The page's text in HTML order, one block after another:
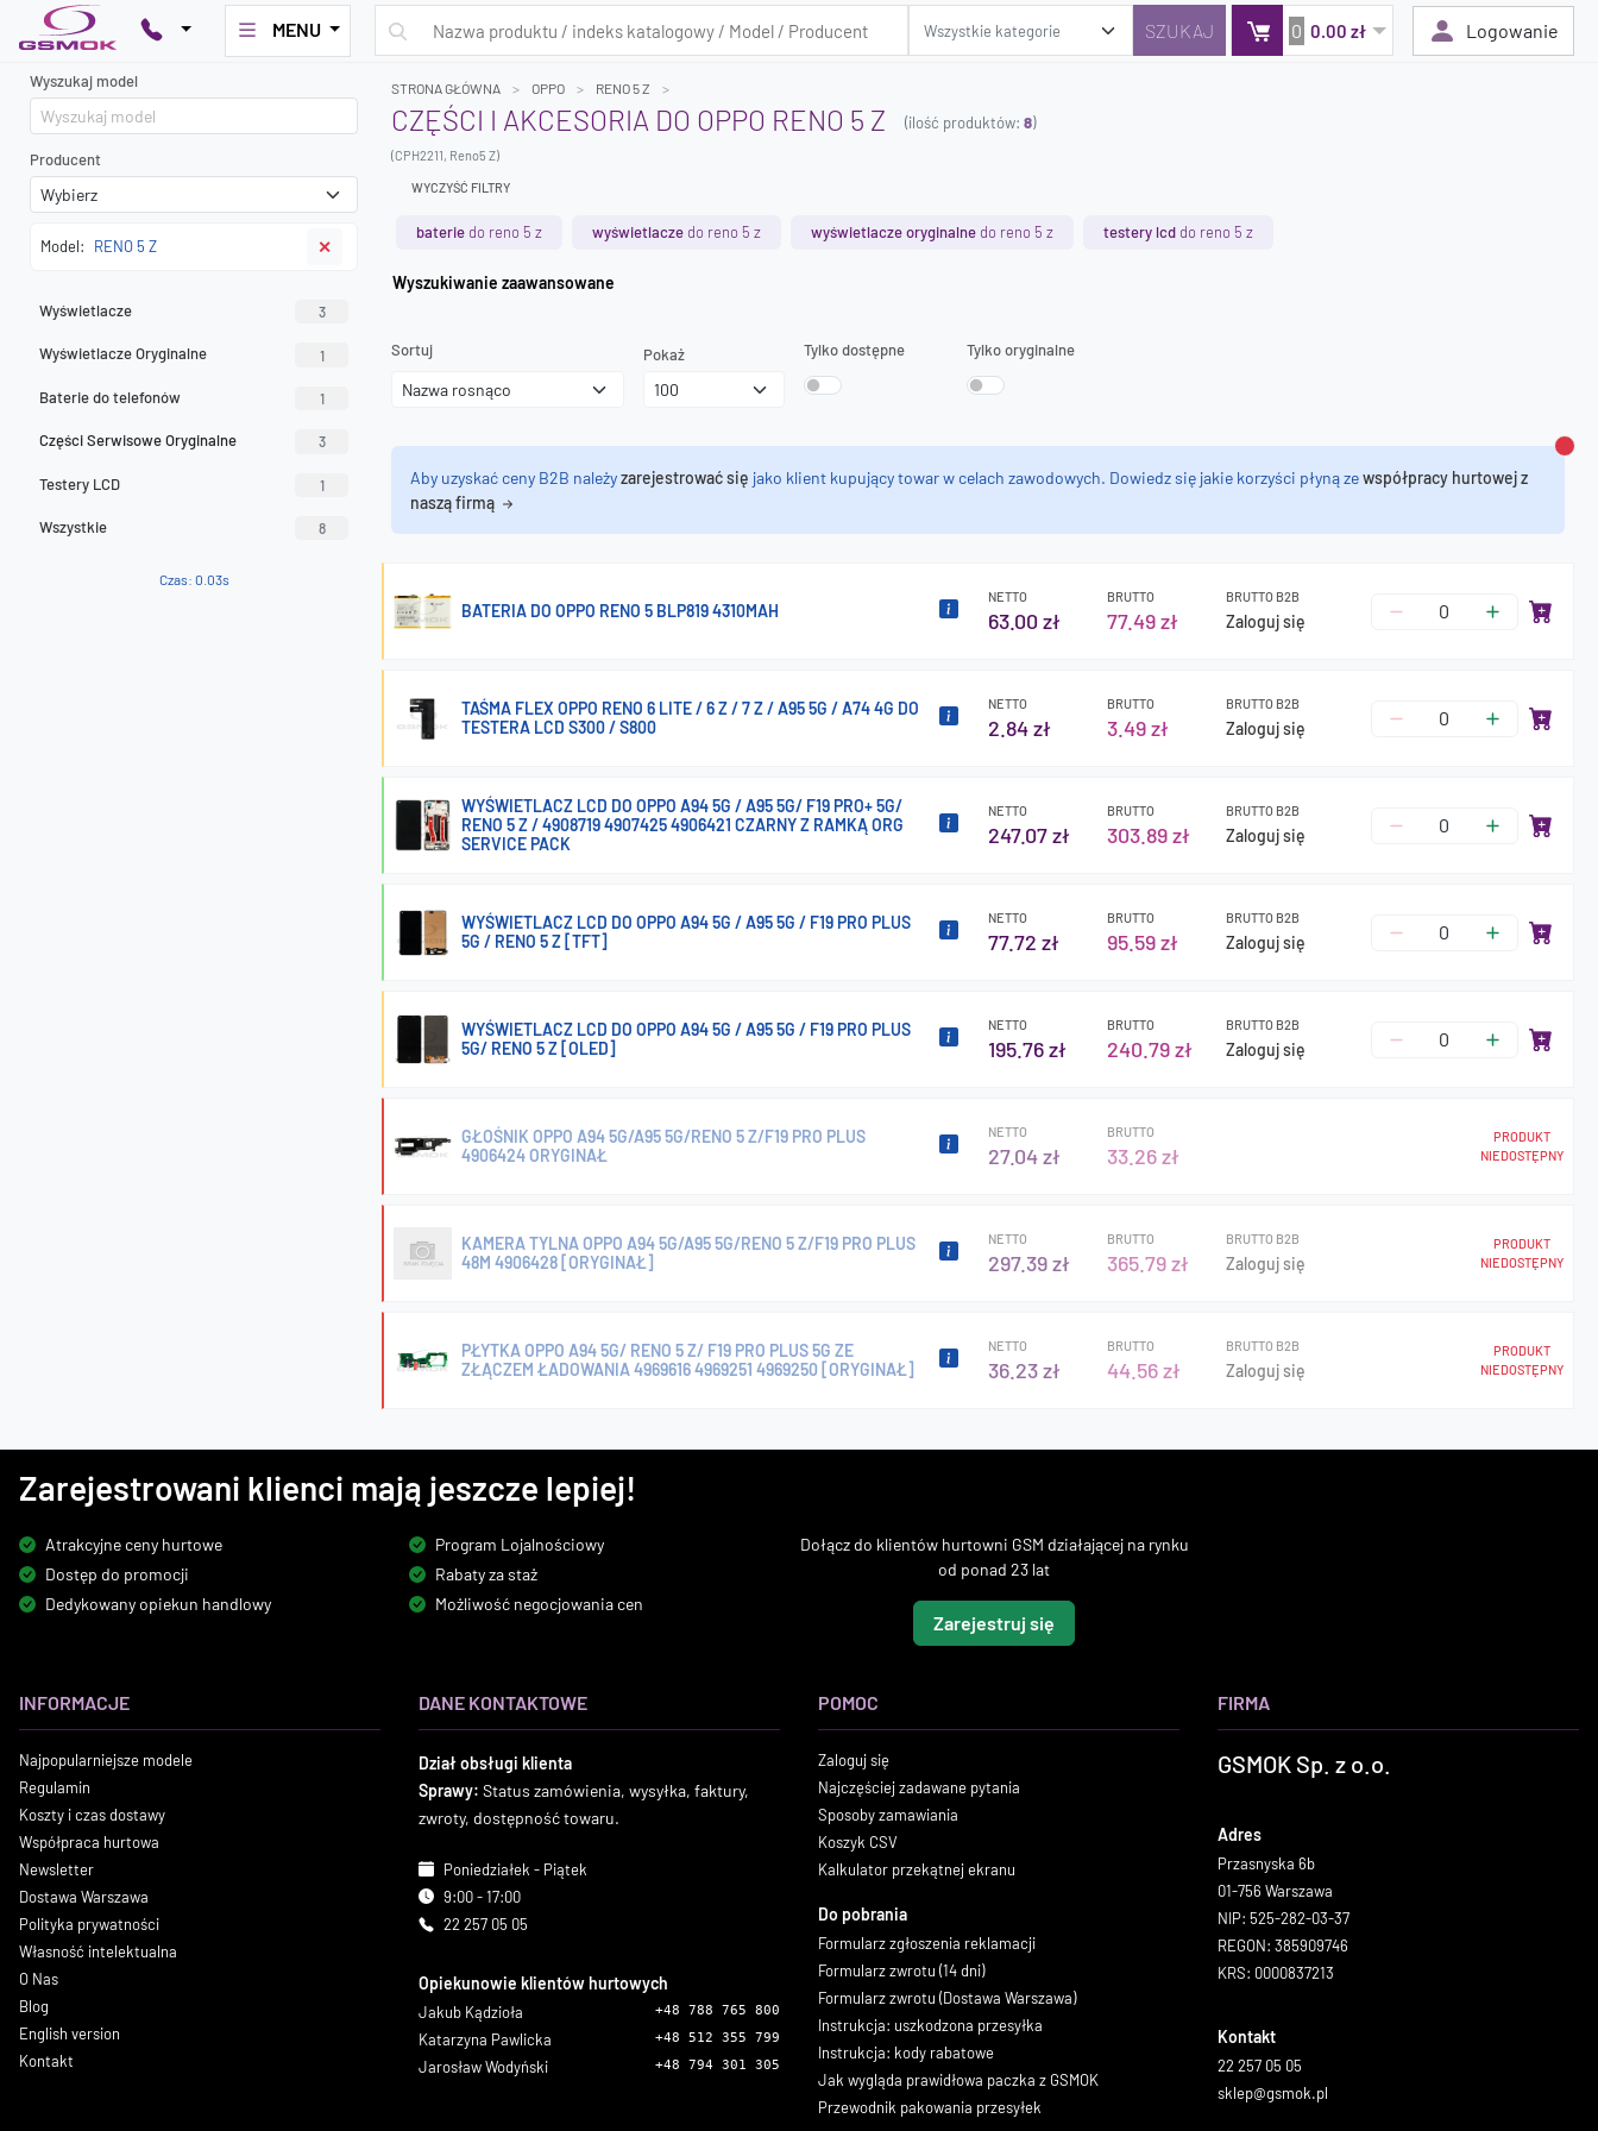
MENU 0 0.00 zł Logowanie
Wyszukaj model
Producent
Model: RENO 5 Z ✕
Wyświetlacze 3
Wyświetlacze Oryginalne 1
Baterie do telefonów 1
Części Serwisowe Oryginalne 3
Testery LCD 1
Wszystkie 8
Czas: 0.03s
STRONA GŁÓWNA OPPO RENO 5 Z
CZĘŚCI I AKCESORIA DO OPPO RENO 5 Z (ilość produktów: 8)
(CPH2211, Reno5 Z)
WYCZYŚĆ FILTRY
baterie do reno 5 z wyświetlacze do reno 5 z wyświetlacze oryginalne do reno 5 z testery lcd do reno 5 z
Wyszukiwanie zaawansowane
Sortuj Pokaż Tylko dostępne Tylko oryginalne
Aby uzyskać ceny B2B należyzarejestrować się jako klient kupujący towar w celach zawodowych. Dowiedz się jakie korzyści płyną zewspółpracy hurtowej z
naszą firmą
BATERIA DO OPPO RENO 5 BLP819 4310MAH
NETTO
63.00 zł
BRUTTO
77.49 zł
BRUTTO B2B
Zaloguj się
TAŚMA FLEX OPPO RENO 6 LITE / 6 Z / 7 Z / A95 5G / A74 4G DO
TESTERA LCD S300 / S800
NETTO
2.84 zł
BRUTTO
3.49 zł
BRUTTO B2B
Zaloguj się
WYŚWIETLACZ LCD DO OPPO A94 5G / A95 5G/ F19 PRO+ 5G/
RENO 5 Z / 4908719 4907425 4906421 CZARNY Z RAMKĄ ORG
SERVICE PACK
NETTO
247.07 zł
BRUTTO
303.89 zł
BRUTTO B2B
Zaloguj się
WYŚWIETLACZ LCD DO OPPO A94 5G / A95 5G / F19 PRO PLUS
5G / RENO 5 Z [TFT]
NETTO
77.72 zł
BRUTTO
95.59 zł
BRUTTO B2B
Zaloguj się
WYŚWIETLACZ LCD DO OPPO A94 5G / A95 5G / F19 PRO PLUS
5G/ RENO 5 Z [OLED]
NETTO
195.76 zł
BRUTTO
240.79 zł
BRUTTO B2B
Zaloguj się
GŁOŚNIK OPPO A94 5G/A95 5G/RENO 5 Z/F19 PRO PLUS
4906424 ORYGINAŁ
NETTO
27.04 zł
BRUTTO
33.26 zł
PRODUKT
NIEDOSTĘPNY
KAMERA TYLNA OPPO A94 5G/A95 5G/RENO 5 Z/F19 PRO PLUS
48M 4906428 [ORYGINAŁ]
NETTO
297.39 zł
BRUTTO
365.79 zł
BRUTTO B2B
Zaloguj się
PRODUKT
NIEDOSTĘPNY
PŁYTKA OPPO A94 5G/ RENO 5 Z/ F19 PRO PLUS 5G ZE
ZŁĄCZEM ŁADOWANIA 4969616 4969251 4969250 [ORYGINAŁ]
NETTO
36.23 zł
BRUTTO
44.56 zł
BRUTTO B2B
Zaloguj się
PRODUKT
NIEDOSTĘPNY
Zarejestrowani klienci mają jeszcze lepiej!
Atrakcyjne ceny hurtowe
Dostęp do promocji
Dedykowany opiekun handlowy
Program Lojalnościowy
Rabaty za staż
Możliwość negocjowania cen
Dołącz do klientów hurtowni GSM działającej na rynku
od ponad 23 lat
Zarejestruj się
INFORMACJE
Najpopularniejsze modele
Regulamin
Koszty i czas dostawy
Współpraca hurtowa
Newsletter
Dostawa Warszawa
Polityka prywatności
Własność intelektualna
O Nas
Blog
English version
Kontakt
DANE KONTAKTOWE
Dział obsługi klienta
Sprawy: Status zamówienia, wysyłka, faktury,
zwroty, dostępność towaru.
Poniedziałek - Piątek
9:00 - 17:00
22 257 05 05
Opiekunowie klientów hurtowych
Jakub Kądzioła +48 788 765 800
Katarzyna Pawlicka +48 512 355 799
Jarosław Wodyński +48 794 301 305
POMOC
Zaloguj się
Najczęściej zadawane pytania
Sposoby zamawiania
Koszyk CSV
Kalkulator przekątnej ekranu
Do pobrania
Formularz zgłoszenia reklamacji
Formularz zwrotu (14 dni)
Formularz zwrotu (Dostawa Warszawa)
Instrukcja: uszkodzona przesyłka
Instrukcja: kody rabatowe
Jak wygląda prawidłowa paczka z GSMOK
Przewodnik pakowania przesyłek
FIRMA
GSMOK Sp. z o.o.
Adres
Przasnyska 6b
01-756 Warszawa
NIP: 525-282-03-37
REGON: 385909746
KRS: 0000837213
Kontakt
22 257 05 05
sklep@gsmok.pl